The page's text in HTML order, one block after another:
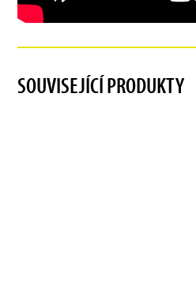
SOUVISEJÍCÍ PRODUKTY